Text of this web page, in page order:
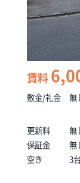
賃料
敷金/礼金 無
更新料
無
保証金
無
空き
3